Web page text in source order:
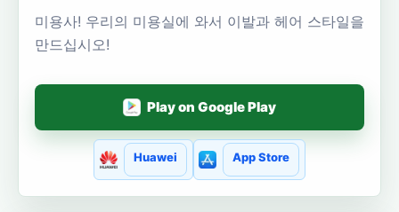
미용사! 우리의 미용실에 와서 이발과 헤어 스타일을
만드십시오!
Play on Google Play
Huawei App Store